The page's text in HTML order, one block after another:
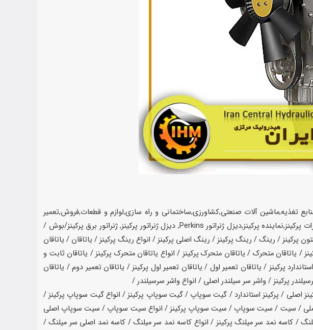
منابع تغذیه,ماشین آلات صنعتی,کشاورزی,ساختمانی و راه سازی,لوازم و قطعات,فروش,تعمیر
سانیر,تجربه کیفیت,قطعه یدکی پرکینز,قطعات یدکی,مولد,قطعات یدکی پرکینز,لوازم یدکی پرکینز,دیاگ پرکینز,تعمیرات پرکینز,نماینده پرکینز,دیزل ژنراتور Perkins, دیزل ژنراتور پرکینز, ژنراتور برق پرکینز/بوش ‌‌‌/
/ رینگ / رینگ پرکینز / رینگ اصلی پرکینز / انواع رینگ پرکینز / یاتاقان / یاتاقان
/ یاتاقان متحرک / یاتاقان متحرک پرکینز / انواع یاتاقان متحرک پرکینز / یاتاقان ثابت و
پرکینز / یاتاقان تعمیر اول / یاتاقان تعمیر اول پرکینز / یاتاقان تعمیر دوم / یاتاقان
اصلی / پرکینز استاندارد / گیت سوپاپ / گیت سوپاپ پرکینز / انواع گیت سوپاپ پرکینز /
اصلی / سیت / سیت سوپاپ / سیت سوپاپ پرکینز / انواع سیت سوپاپ / سیت سوپاپ اصلی
/ کاسه نمد سر میلنگ پرکینز / انواع کاسه نمد سر میلنگ / کاسه نمد اصلی سر میلنگ /